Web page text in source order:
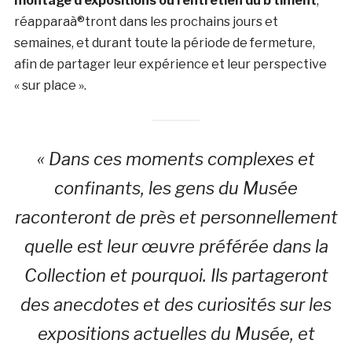
réapparaà®tront dans les prochains jours et
semaines, et durant toute la période de fermeture,
afin de partager leur expérience et leur perspective
« sur place ».
« Dans ces moments complexes et
confinants, les gens du Musée
raconteront de près et personnellement
quelle est leur œuvre préférée dans la
Collection et pourquoi. Ils partageront
des anecdotes et des curiosités sur les
expositions actuelles du Musée, et